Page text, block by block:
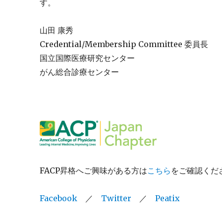
す。
山田 康秀
Credential/Membership Committee 委員長
国立国際医療研究センター
がん総合診療センター
FACP昇格へご興味がある方はこちら をご確認くだ
Facebook ／ Twitter ／Peatix